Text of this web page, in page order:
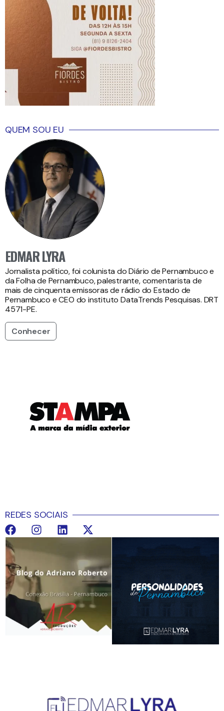
QUEM SOU EU
EDMAR LYRA
Jornalista político, foi colunista do Diário de Pernambuco e
da Folha de Pernambuco, palestrante, comentarista de
mais de cinquenta emissoras de rádio do Estado de
Pernambuco e CEO do instituto DataTrends Pesquisas. DRT
4571-PE.
Conhecer
REDES SOCIAIS